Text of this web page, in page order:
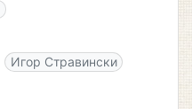
Игор Стравински